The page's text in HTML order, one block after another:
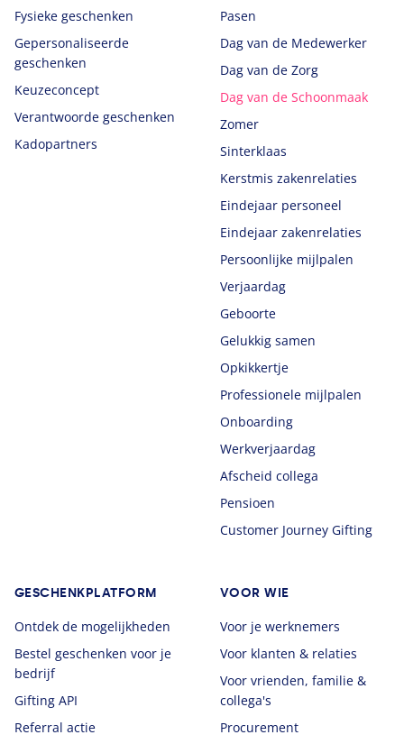
Fysieke geschenken
Gepersonaliseerde
geschenken
Keuzeconcept
Verantwoorde geschenken
Kadopartners
Pasen
Dag van de Medewerker
Dag van de Zorg
Dag van de Schoonmaak
Zomer
Sinterklaas
Kerstmis zakenrelaties
Eindejaar personeel
Eindejaar zakenrelaties
Persoonlijke mijlpalen
Verjaardag
Geboorte
Gelukkig samen
Opkikkertje
Professionele mijlpalen
Onboarding
Werkverjaardag
Afscheid collega
Pensioen
Customer Journey Gifting
GESCHENKPLATFORM
Ontdek de mogelijkheden
Bestel geschenken voor je
bedrijf
Gifting API
Referral actie
VOOR WIE
Voor je werknemers
Voor klanten & relaties
Voor vrienden, familie &
collega's
Procurement